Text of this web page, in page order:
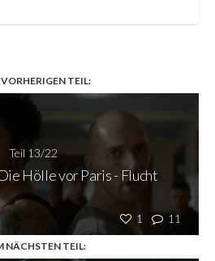
TEIL:
1 11
Teil 13/22
Hölle vor Paris - Flucht
NÄCHSTEN TEIL: